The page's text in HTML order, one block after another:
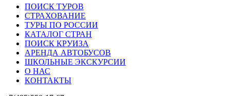
ПОИСК ТУРОВ
СТРАХОВАНИЕ
ТУРЫ ПО РОССИИ
КАТАЛОГ СТРАН
ПОИСК КРУИЗА
АРЕНДА АВТОБУСОВ
ШКОЛЬНЫЕ ЭКСКУРСИИ
О НАС
КОНТАКТЫ